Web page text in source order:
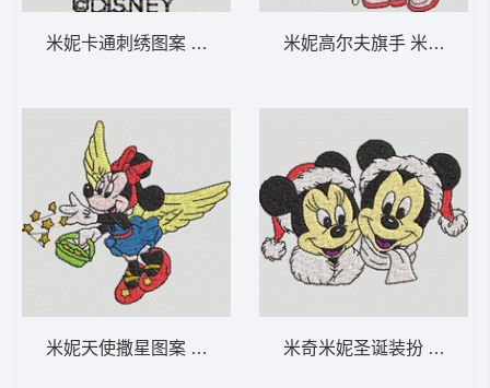
米妮卡通刺绣图案 米妮 55-DST格式
米妮天使撒星图案 米妮 54-DST格式
米妮高尔夫旗手 米妮 41-
米奇米妮圣诞装扮 米奇和